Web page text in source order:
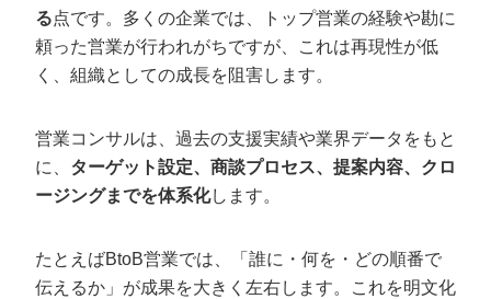
る点です。多くの企業では、トップ営業の経験や勘に
頼った営業が行われがちですが、これは再現性が低
く、組織としての成長を阻害します。
営業コンサルは、過去の支援実績や業界データをもと
に、 ターゲット設定、商談プロセス、提案内容、クロ
ージングまでを体系化します。
たとえばBtoB営業では、「誰に・何を・どの順番で
伝えるか」が成果を大きく左右します。これを明文化